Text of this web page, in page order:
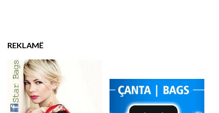
REKLAMË